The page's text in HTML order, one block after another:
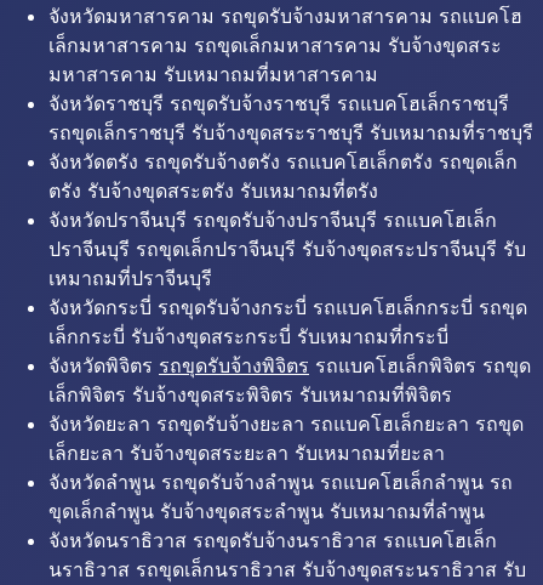
จังหวัดมหาสารคาม รถขุดรับจ้างมหาสารคาม รถแบคโฮ
เล็กมหาสารคาม รถขุดเล็กมหาสารคาม รับจ้างขุดสระ
มหาสารคาม รับเหมาถมที่มหาสารคาม
จังหวัดราชบุรี รถขุดรับจ้างราชบุรี รถแบคโฮเล็กราชบุรี
รถขุดเล็กราชบุรี รับจ้างขุดสระราชบุรี รับเหมาถมที่ราชบุรี
จังหวัดตรัง รถขุดรับจ้างตรัง รถแบคโฮเล็กตรัง รถขุดเล็ก
ตรัง รับจ้างขุดสระตรัง รับเหมาถมที่ตรัง
จังหวัดปราจีนบุรี รถขุดรับจ้างปราจีนบุรี รถแบคโฮเล็ก
ปราจีนบุรี รถขุดเล็กปราจีนบุรี รับจ้างขุดสระปราจีนบุรี รับ
เหมาถมที่ปราจีนบุรี
จังหวัดกระบี่ รถขุดรับจ้างกระบี่ รถแบคโฮเล็กกระบี่ รถขุด
เล็กกระบี่ รับจ้างขุดสระกระบี่ รับเหมาถมที่กระบี่
จังหวัดพิจิตร รถขุดรับจ้างพิจิตร รถแบคโฮเล็กพิจิตร รถขุด
เล็กพิจิตร รับจ้างขุดสระพิจิตร รับเหมาถมที่พิจิตร
จังหวัดยะลา รถขุดรับจ้างยะลา รถแบคโฮเล็กยะลา รถขุด
เล็กยะลา รับจ้างขุดสระยะลา รับเหมาถมที่ยะลา
จังหวัดลำพูน รถขุดรับจ้างลำพูน รถแบคโฮเล็กลำพูน รถ
ขุดเล็กลำพูน รับจ้างขุดสระลำพูน รับเหมาถมที่ลำพูน
จังหวัดนราธิวาส รถขุดรับจ้างนราธิวาส รถแบคโฮเล็ก
นราธิวาส รถขุดเล็กนราธิวาส รับจ้างขุดสระนราธิวาส รับ